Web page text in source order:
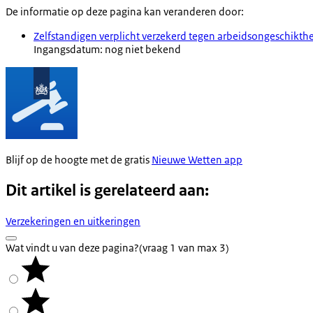
De informatie op deze pagina kan veranderen door:
Zelfstandigen verplicht verzekerd tegen
Ingangsdatum: nog niet bekend
Blijf op de hoogte met de gratis Nieuwe Wetten app
Dit artikel is gerelateerd aan:
Verzekeringen en uitkeringen
Wat vindt u van deze pagina?(vraag 1 van max 3)